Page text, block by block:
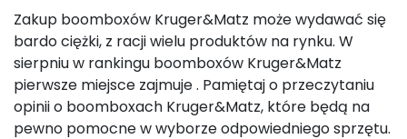
Zakup boomboxów Kruger&Matz może wydawać się
bardo ciężki, z racji wielu produktów na rynku. W
sierpniu w rankingu boomboxów Kruger&Matz
pierwsze miejsce zajmuje. Pamiętaj o przeczytaniu
opinii o boomboxach Kruger&Matz, które będą na
pewno pomocne w wyborze odpowiedniego sprzętu.